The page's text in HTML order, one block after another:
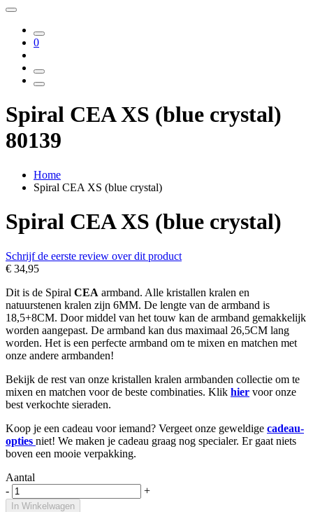
0
Spiral CEA XS (blue crystal)
80139
Home
Spiral CEA XS (blue crystal)
Spiral CEA XS (blue crystal)
Schrijf de eerste review over dit product
€ 34,95
Dit is de Spiral CEA armband. Alle kristallen kralen en
natuurstenen kralen zijn 6MM. De lengte van de armband is
18,5+8CM. Door middel van het touw kan de armband gemakkelijk
worden aangepast. De armband kan dus maximaal 26,5CM lang
worden. Het is een perfecte armband om te mixen en matchen met
onze andere armbanden!
Bekijk de rest van onze kristallen kralen armbanden collectie om te
mixen en matchen voor de beste combinaties. Klik hier voor onze
best verkochte sieraden.
Koop je een cadeau voor iemand? Vergeet onze geweldige cadeau-
opties niet! We maken je cadeau graag nog specialer. Er gaat niets
boven een mooie verpakking.
Aantal
-
+
In Winkelwagen